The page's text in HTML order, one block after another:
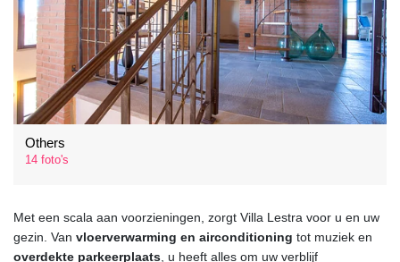
Others
14 foto's
Met een scala aan voorzieningen, zorgt Villa Lestra voor u en uw
gezin. Van vloerverwarming en airconditioning tot muziek en
overdekte parkeerplaats , u heeft alles om uw verblijf